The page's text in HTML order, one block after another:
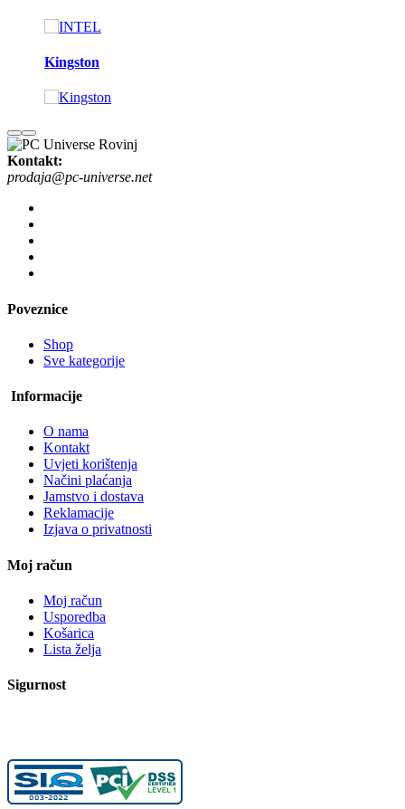
Kingston
Kontakt:
prodaja@pc-universe.net
Poveznice
Shop
Sve kategorije
Informacije
O nama
Kontakt
Uvjeti korištenja
Načini plaćanja
Jamstvo i dostava
Reklamacije
Izjava o privatnosti
Moj račun
Moj račun
Usporedba
Košarica
Lista želja
Sigurnost